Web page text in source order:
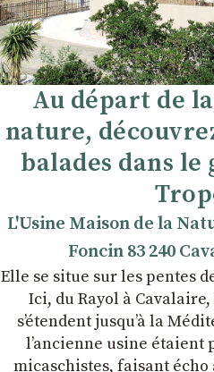
Au départ de
nature,
balades dans le
L'Usine Maison de la
Foncin 83 240
Elle se situe sur les pentes
Ici, du Rayol à
s’étendent jusqu’à la
l’ancienne usine étaient
micaschistes, faisant